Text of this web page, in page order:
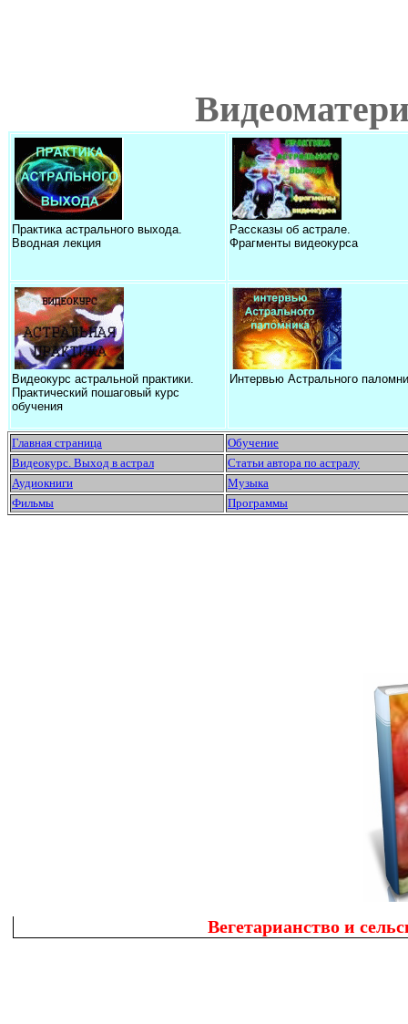
Практика астрального выхода.
Вводная лекция
Рассказы об астрале.
Фрагменты видеокурса
Видеокурс астральной практики.
Практический пошаговый курс
обучения
Интервью Астрального
Главная страница
Обучение
Видеокурс. Выход в астрал
Статьи автора по астралу
Аудиокниги
Музыка
Фильмы
Программы
Вегетарианство и